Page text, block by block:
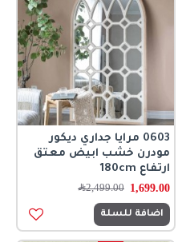
0603 مرايا جداري ديكور
مودرن خشب ابيض معتق
ارتفاع 180cm
1,699.00
2,499.00﷼
اضافة للسلة